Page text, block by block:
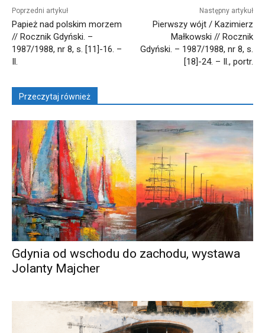
Poprzedni artykuł
Papież nad polskim morzem
// Rocznik Gdyński. –
1987/1988, nr 8, s. [11]-16. –
Il.
Następny artykuł
Pierwszy wójt / Kazimierz
Małkowski // Rocznik
Gdyński. – 1987/1988, nr 8, s.
[18]-24. – Il., portr.
Przeczytaj również
Gdynia od wschodu do zachodu, wystawa
Jolanty Majcher